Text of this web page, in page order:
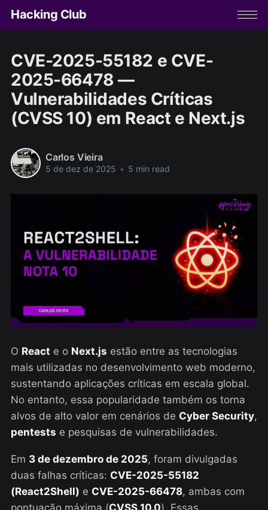
Hacking Club
CVE-2025-55182 e CVE-
2025-66478 —
Vulnerabilidades Críticas
(CVSS 10) em React e Next.js
Carlos Vieira
5 de dez de 2025 • 5 min read
O React e o Next.js estão entre as tecnologias
mais utilizadas no desenvolvimento web moderno,
sustentando aplicações críticas em escala global.
No entanto, essa popularidade também os torna
alvos de alto valor em cenários de Cyber Security,
pentests e pesquisas de vulnerabilidades.
Em 3 de dezembro de 2025, foram divulgadas
duas falhas críticas: CVE-2025-55182
(React2Shell) e CVE-2025-66478, ambas com
pontuação máxima (CVSS 10.0). Essas